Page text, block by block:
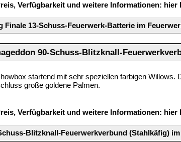
Verfügbarkeit und weitere Informationen: hier
Finale 13-Schuss-Feuerwerk-Batterie im
90-Schuss-Blitzknall-
startend mit sehr speziellen farbigen Willows.
große goldene Palmen.
Verfügbarkeit und weitere Informationen: hier
Blitzknall-Feuerwerkverbund (Stahlkäfig)